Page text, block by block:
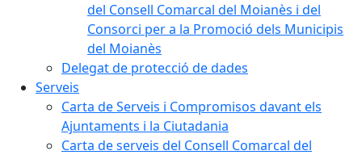
del Consell Comarcal del Moianès i del
Consorci per a la Promoció dels Municipis
del Moianès
Delegat de protecció de dades
Serveis
Carta de Serveis i Compromisos davant els
Ajuntaments i la Ciutadania
Carta de serveis del Consell Comarcal del